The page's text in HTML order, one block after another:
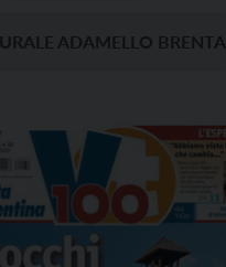
ADAMELLO BRENTA